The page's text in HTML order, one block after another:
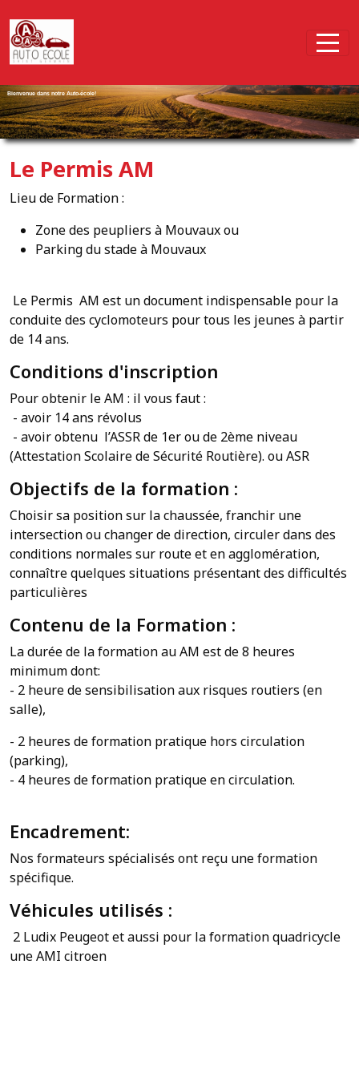
Bienvenue dans notre Auto-école!
Le Permis AM
Lieu de Formation :
Zone des peupliers à Mouvaux ou
Parking du stade à Mouvaux
Le Permis AM est un document indispensable pour la
conduite des cyclomoteurs pour tous les jeunes à partir
de 14 ans.
Conditions d'inscription
Pour obtenir le AM : il vous faut :
- avoir 14 ans révolus
- avoir obtenu l’ASSR de 1er ou de 2ème niveau
(Attestation Scolaire de Sécurité Routière). ou ASR
Objectifs de la formation :
Choisir sa position sur la chaussée, franchir une
intersection ou changer de direction, circuler dans des
conditions normales sur route et en agglomération,
connaître quelques situations présentant des difficultés
particulières
Contenu de la Formation :
La durée de la formation au AM est de 8 heures
minimum dont:
- 2 heure de sensibilisation aux risques routiers (en
salle),
- 2 heures de formation pratique hors circulation
(parking),
- 4 heures de formation pratique en circulation.
Encadrement:
Nos formateurs spécialisés ont reçu une formation
spécifique.
Véhicules utilisés :
2 Ludix Peugeot et aussi pour la formation quadricycle
une AMI citroen